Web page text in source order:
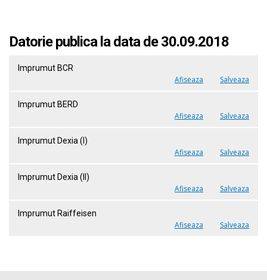
Datorie publica la data de 30.09.2018
Imprumut BCR
Afiseaza Salveaza
Imprumut BERD
Afiseaza Salveaza
Imprumut Dexia (I)
Afiseaza Salveaza
Imprumut Dexia (II)
Afiseaza Salveaza
Imprumut Raiffeisen
Afiseaza Salveaza